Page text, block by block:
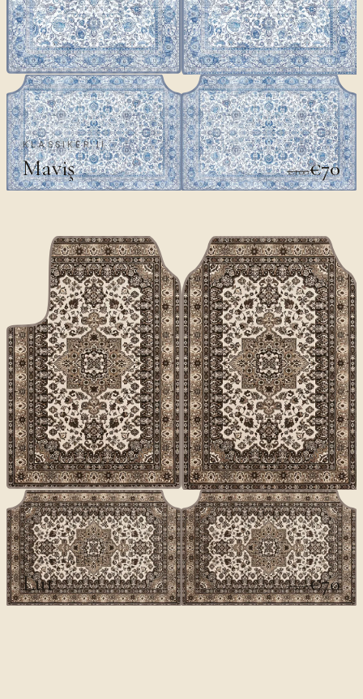
KLASSIKER II
Maviş €100€70
KLASSIKER II
Lut €100€70